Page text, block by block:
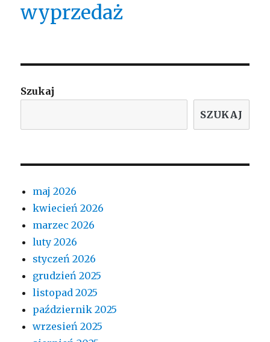
wyprzedaż
Szukaj
SZUKAJ
maj 2026
kwiecień 2026
marzec 2026
luty 2026
styczeń 2026
grudzień 2025
listopad 2025
październik 2025
wrzesień 2025